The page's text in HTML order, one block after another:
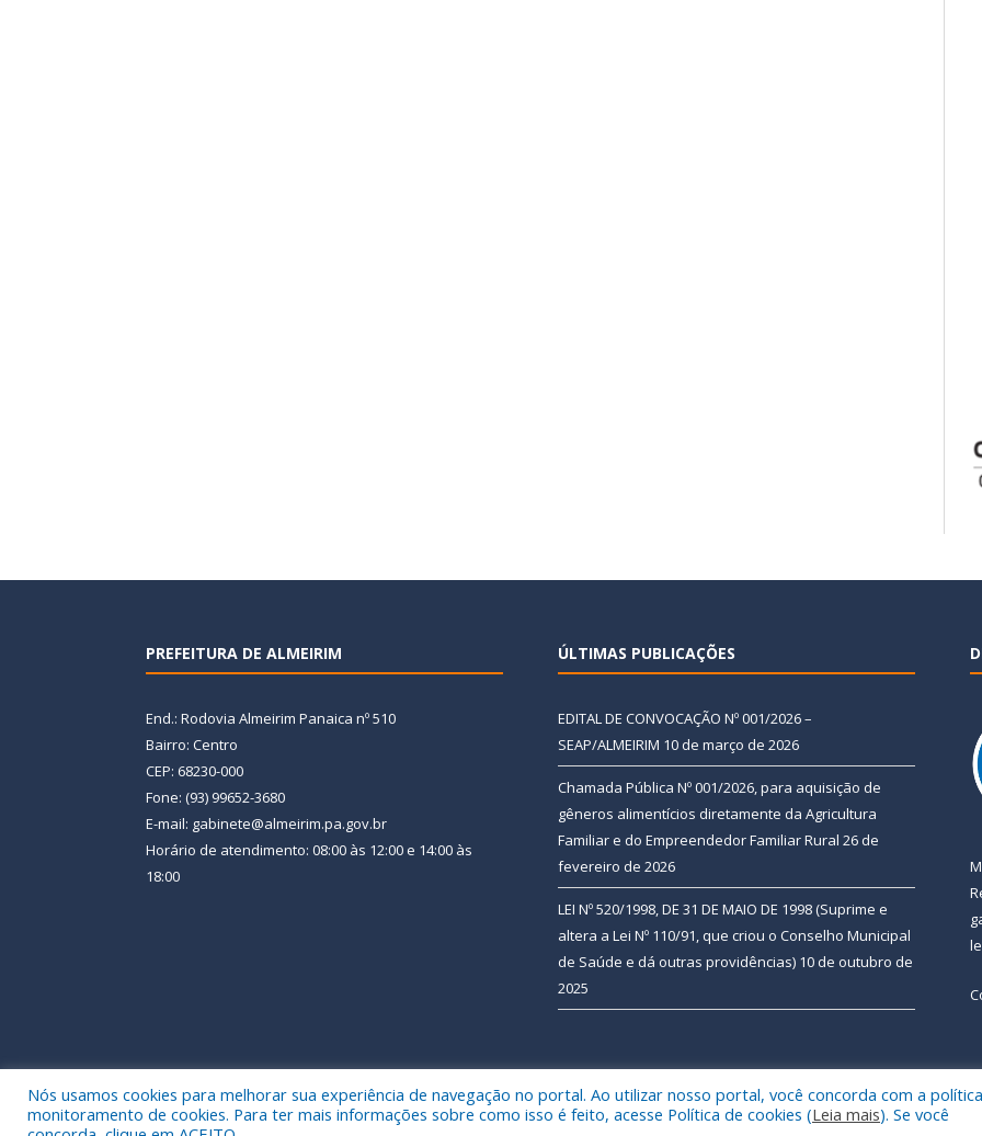
PREFEITURA DE ALMEIRIM
End.: Rodovia Almeirim Panaica nº 510
Bairro: Centro
CEP: 68230-000
Fone: (93) 99652-3680
E-mail: gabinete@almeirim.pa.gov.br
Horário de atendimento: 08:00 às 12:00 e 14:00 às
18:00
ÚLTIMAS PUBLICAÇÕES
EDITAL DE CONVOCAÇÃO Nº 001/2026 –
SEAP/ALMEIRIM 10 de março de 2026
Chamada Pública Nº 001/2026, para aquisição de
gêneros alimentícios diretamente da Agricultura
Familiar e do Empreendedor Familiar Rural 26 de
fevereiro de 2026
LEI Nº 520/1998, DE 31 DE MAIO DE 1998 (Suprime e
altera a Lei Nº 110/91, que criou o Conselho Municipal
de Saúde e dá outras providências) 10 de outubro de
2025
Todos os direitos reservados a Prefeitura Municipal de Almeirim. Mapa do Site
Nós usamos cookies para melhorar sua experiência de navegação no portal. Ao utilizar nosso portal, você concorda com a
monitoramento de cookies. Para ter mais informações sobre como isso é feito, acesse Política de cookies (Leia mais). Se você